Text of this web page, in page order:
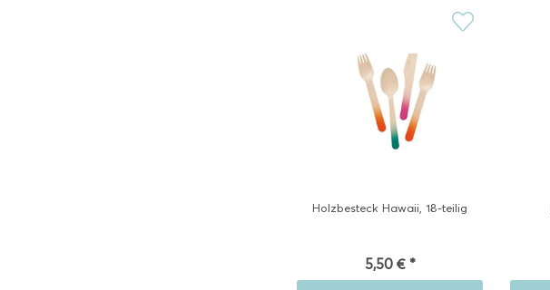
Holzbesteck Hawaii, 18-teilig
5,50 € *